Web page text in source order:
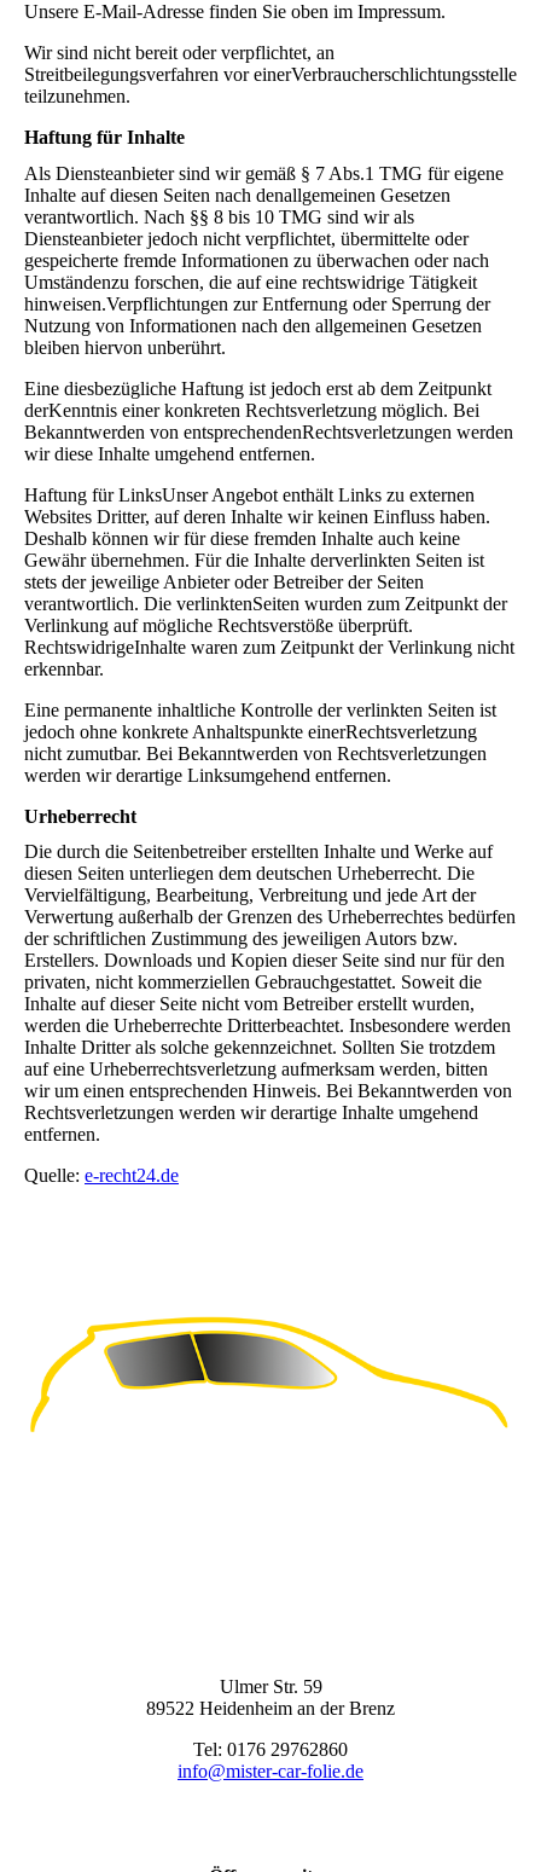
Unsere E-Mail-Adresse finden Sie oben im Impressum.
Wir sind nicht bereit oder verpflichtet, an
Streitbeilegungsverfahren vor einerVerbraucherschlichtungsstelle
teilzunehmen.
Haftung für Inhalte
Als Diensteanbieter sind wir gemäß § 7 Abs.1 TMG für eigene
Inhalte auf diesen Seiten nach denallgemeinen Gesetzen
verantwortlich. Nach §§ 8 bis 10 TMG sind wir als
Diensteanbieter jedoch nicht verpflichtet, übermittelte oder
gespeicherte fremde Informationen zu überwachen oder nach
Umständenzu forschen, die auf eine rechtswidrige Tätigkeit
hinweisen.Verpflichtungen zur Entfernung oder Sperrung der
Nutzung von Informationen nach den allgemeinen Gesetzen
bleiben hiervon unberührt.
Eine diesbezügliche Haftung ist jedoch erst ab dem Zeitpunkt
derKenntnis einer konkreten Rechtsverletzung möglich. Bei
Bekanntwerden von entsprechendenRechtsverletzungen werden
wir diese Inhalte umgehend entfernen.
Haftung für LinksUnser Angebot enthält Links zu externen
Websites Dritter, auf deren Inhalte wir keinen Einfluss haben.
Deshalb können wir für diese fremden Inhalte auch keine
Gewähr übernehmen. Für die Inhalte derverlinkten Seiten ist
stets der jeweilige Anbieter oder Betreiber der Seiten
verantwortlich. Die verlinktenSeiten wurden zum Zeitpunkt der
Verlinkung auf mögliche Rechtsverstöße überprüft.
RechtswidrigeInhalte waren zum Zeitpunkt der Verlinkung nicht
erkennbar.
Eine permanente inhaltliche Kontrolle der verlinkten Seiten ist
jedoch ohne konkrete Anhaltspunkte einerRechtsverletzung
nicht zumutbar. Bei Bekanntwerden von Rechtsverletzungen
werden wir derartige Linksumgehend entfernen.
Urheberrecht
Die durch die Seitenbetreiber erstellten Inhalte und Werke auf
diesen Seiten unterliegen dem deutschen Urheberrecht. Die
Vervielfältigung, Bearbeitung, Verbreitung und jede Art der
Verwertung außerhalb der Grenzen des Urheberrechtes bedürfen
der schriftlichen Zustimmung des jeweiligen Autors bzw.
Erstellers. Downloads und Kopien dieser Seite sind nur für den
privaten, nicht kommerziellen Gebrauchgestattet. Soweit die
Inhalte auf dieser Seite nicht vom Betreiber erstellt wurden,
werden die Urheberrechte Dritterbeachtet. Insbesondere werden
Inhalte Dritter als solche gekennzeichnet. Sollten Sie trotzdem
auf eine Urheberrechtsverletzung aufmerksam werden, bitten
wir um einen entsprechenden Hinweis. Bei Bekanntwerden von
Rechtsverletzungen werden wir derartige Inhalte umgehend
entfernen.
Quelle: e-recht24.de
Ulmer Str. 59
89522 Heidenheim an der Brenz
Tel: 0176 29762860
info@mister-car-folie.de